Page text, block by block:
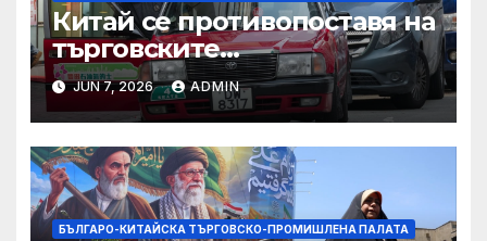
Китай се противопоставя на
търговските
ограничителни мерки на
САЩ във връзка с искове за
принудителен труд:
Министерство на
търговията
JUN 7, 2026 ADMIN
БЪЛГАРО-КИТАЙСКА ТЪРГОВСКО-ПРОМИШЛЕНА ПАЛАТА